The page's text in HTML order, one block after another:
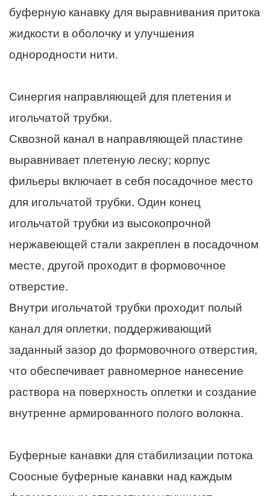
буферную канавку для выравнивания притока
жидкости в оболочку и улучшения
однородности нити.
Синергия направляющей для плетения и
игольчатой ​​трубки.
Сквозной канал в направляющей пластине
выравнивает плетеную леску; корпус
фильеры включает в себя посадочное место
для игольчатой ​​трубки. Один конец
игольчатой ​​трубки из высокопрочной
нержавеющей стали закреплен в посадочном
месте, другой проходит в формовочное
отверстие.
Внутри игольчатой ​​трубки проходит полый
канал для оплетки, поддерживающий
заданный зазор до формовочного отверстия,
что обеспечивает равномерное нанесение
раствора на поверхность оплетки и создание
внутренне армированного полого волокна.
Буферные канавки для стабилизации потока
Соосные буферные канавки над каждым